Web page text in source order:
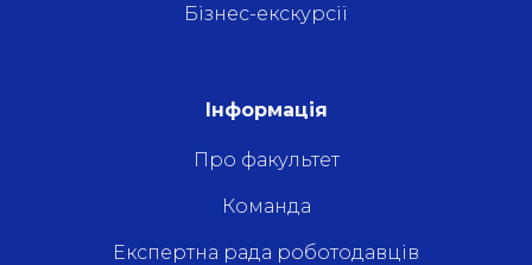
Бізнес-екскурсії
Інформація
Про факультет
Команда
Експертна рада роботодавців